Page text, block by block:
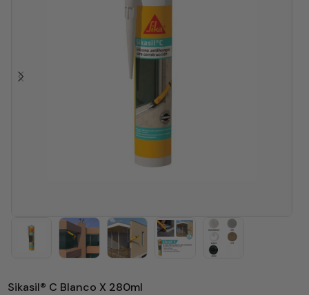
Sikasil® C Blanco X 280ml